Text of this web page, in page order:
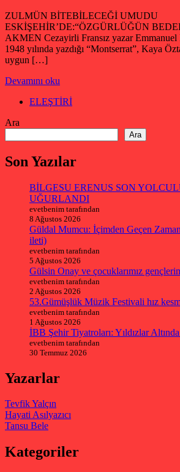
ZULMÜN BİTEBİLECEĞİ UMUDU
ESKİŞEHİR’DE:“ÖZGÜRLÜĞÜN
AKMEN Cezayirli Fransız yazar Emmanuel
1948 yılında yazdığı “Montserrat”, Kaya
uygun […]
Devamını oku
ELEŞTİRİ
Ara
Ara
Son Yazılar
BİLGESU ERENUS SON
UĞURLANDI
evetbenim tarafından
8 Ağustos 2026
Güldal Mumcu: İçimden Geçen
ileti)
evetbenim tarafından
5 Ağustos 2026
Gülsin Onay ve çocuklarımız
evetbenim tarafından
2 Ağustos 2026
53.Gümüşlük Müzik Festivali hız
evetbenim tarafından
1 Ağustos 2026
İBB Şehir Tiyatroları: Yıldızlar
evetbenim tarafından
30 Temmuz 2026
Yazarlar
Tevfik Yalçın
Hayati Asılyazıcı
Tansu Bele
Kategoriler